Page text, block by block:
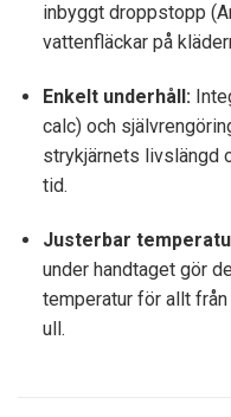
inbyggt droppstopp
vattenfläckar på
Enkelt underhåll:
calc) och
strykjärnets livslängd
tid.
Justerbar
under handtaget gör
temperatur för allt
ull.